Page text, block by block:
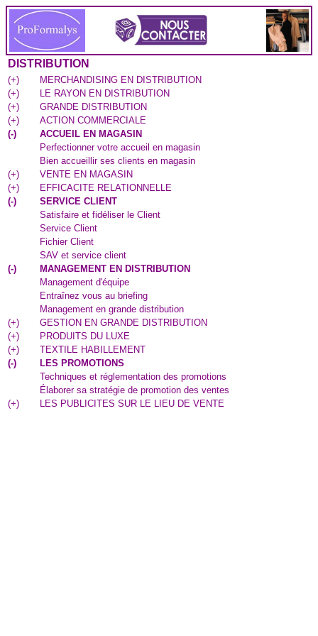
DISTRIBUTION
(+)
MERCHANDISING EN DISTRIBUTION
(+)
LE RAYON EN DISTRIBUTION
(+)
GRANDE DISTRIBUTION
(+)
ACTION COMMERCIALE
(-)
ACCUEIL EN MAGASIN
Perfectionner votre accueil en magasin
Bien accueillir ses clients en magasin
(+)
VENTE EN MAGASIN
(+)
EFFICACITE RELATIONNELLE
(-)
SERVICE CLIENT
Satisfaire et fidéliser le Client
Service Client
Fichier Client
SAV et service client
(-)
MANAGEMENT EN DISTRIBUTION
Management d'équipe
Entraînez vous au briefing
Management en grande distribution
(+)
GESTION EN GRANDE DISTRIBUTION
(+)
PRODUITS DU LUXE
(+)
TEXTILE HABILLEMENT
(-)
LES PROMOTIONS
Techniques et réglementation des promotions
Élaborer sa stratégie de promotion des ventes
(+) LES PUBLICITES SUR LE LIEU DE VENTE